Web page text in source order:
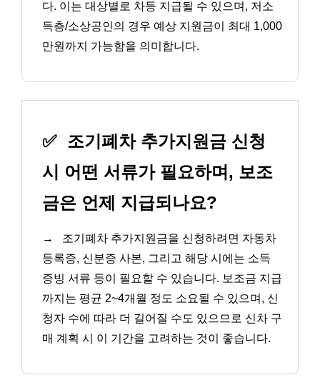
다. 이는 대상별로 차등 지급될 수 있으며, 저소
득층/소상공인의 경우 예상 지원금이 최대 1,000
만원까지 가능함을 의미합니다.
✅ 조기폐차 추가지원금 신청
시 어떤 서류가 필요하며, 보조
금은 언제 지급되나요?
→
조기폐차 추가지원금을 신청하려면 자동차
등록증, 신분증 사본, 그리고 해당 시에는 소득
증빙 서류 등이 필요할 수 있습니다. 보조금 지급
까지는 평균 2~4개월 정도 소요될 수 있으며, 신
청자 수에 따라 더 길어질 수도 있으므로 신차 구
매 계획 시 이 기간을 고려하는 것이 좋습니다.